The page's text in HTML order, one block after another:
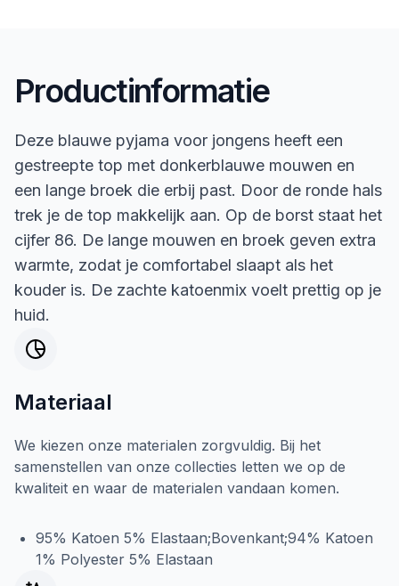
Productinformatie
Deze blauwe pyjama voor jongens heeft een
gestreepte top met donkerblauwe mouwen en
een lange broek die erbij past. Door de ronde hals
trek je de top makkelijk aan. Op de borst staat het
cijfer 86. De lange mouwen en broek geven extra
warmte, zodat je comfortabel slaapt als het
kouder is. De zachte katoenmix voelt prettig op je
huid.
Materiaal
We kiezen onze materialen zorgvuldig. Bij het
samenstellen van onze collecties letten we op de
kwaliteit en waar de materialen vandaan komen.
95% Katoen 5% Elastaan;Bovenkant;94% Katoen
1% Polyester 5% Elastaan